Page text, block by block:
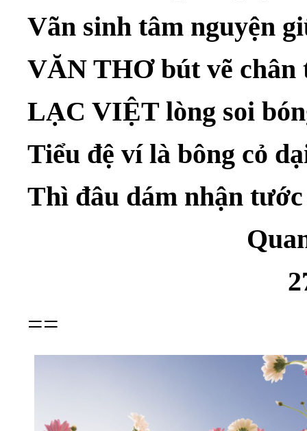
Vãn sinh tâm nguyện
VĂN THƠ bút vẽ chân
LẠC VIỆT lòng soi
Tiểu đệ ví là bông cỏ
Thì đâu dám nhận
Quang Hà
27/6/
==